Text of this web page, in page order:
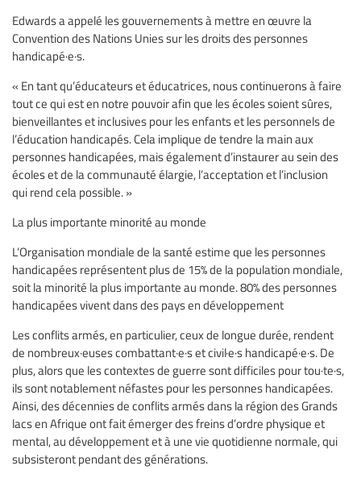
Edwards a appelé les gouvernements à mettre en œuvre la
Convention des Nations Unies sur les droits des personnes
handicapé·e·s.
« En tant qu’éducateurs et éducatrices, nous continuerons à faire
tout ce qui est en notre pouvoir afin que les écoles soient sûres,
bienveillantes et inclusives pour les enfants et les personnels de
l’éducation handicapés. Cela implique de tendre la main aux
personnes handicapées, mais également d’instaurer au sein des
écoles et de la communauté élargie, l’acceptation et l’inclusion
qui rend cela possible. »
La plus importante minorité au monde
L’Organisation mondiale de la santé estime que les personnes
handicapées représentent plus de 15% de la population mondiale,
soit la minorité la plus importante au monde. 80% des personnes
handicapées vivent dans des pays en développement
Les conflits armés, en particulier, ceux de longue durée, rendent
de nombreux·euses combattant·e·s et civil·e·s handicapé·e·s. De
plus, alors que les contextes de guerre sont difficiles pour tou·te·s,
ils sont notablement néfastes pour les personnes handicapées.
Ainsi, des décennies de conflits armés dans la région des Grands
lacs en Afrique ont fait émerger des freins d’ordre physique et
mental, au développement et à une vie quotidienne normale, qui
subsisteront pendant des générations.